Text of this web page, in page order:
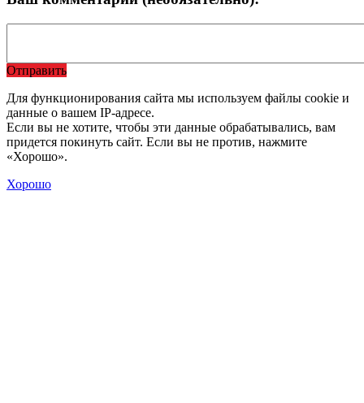
Отправить
Для функционирования сайта мы используем файлы cookie и
данные о вашем IP-адресе.
Если вы не хотите, чтобы эти данные обрабатывались, вам
придется покинуть сайт. Если вы не против, нажмите
«Хорошо».
Хорошо